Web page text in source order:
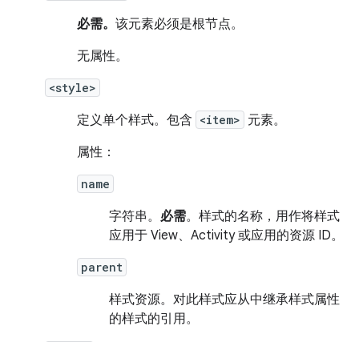
必需。 该元素必须是根节点。
无属性。
<style>
定义单个样式。包含 <item> 元素。
属性：
name
字符串。 必需。样式的名称，用作将样式
应用于 View、Activity 或应用的资源 ID。
parent
样式资源。 对此样式应从中继承样式属性
的样式的引用。